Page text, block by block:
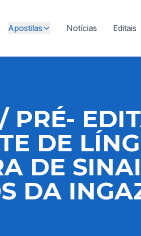
Apostilas Notícias Editais
PRÉ-
DE
DE
DA